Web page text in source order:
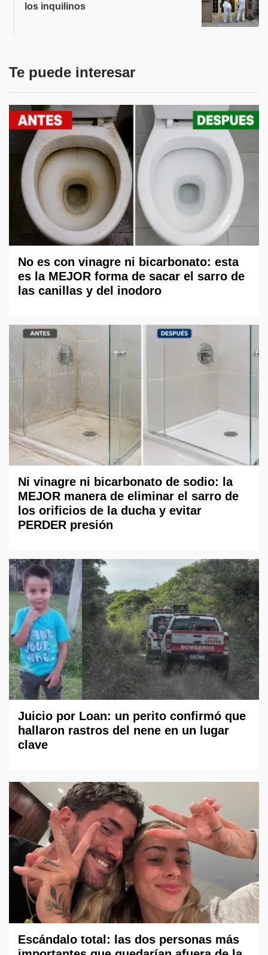
los inquilinos
Te puede interesar
No es con vinagre ni bicarbonato: esta
es la MEJOR forma de sacar el sarro de
las canillas y del inodoro
Ni vinagre ni bicarbonato de sodio: la
MEJOR manera de eliminar el sarro de
los orificios de la ducha y evitar
PERDER presión
Juicio por Loan: un perito confirmó que
hallaron rastros del nene en un lugar
clave
Escándalo total: las dos personas más